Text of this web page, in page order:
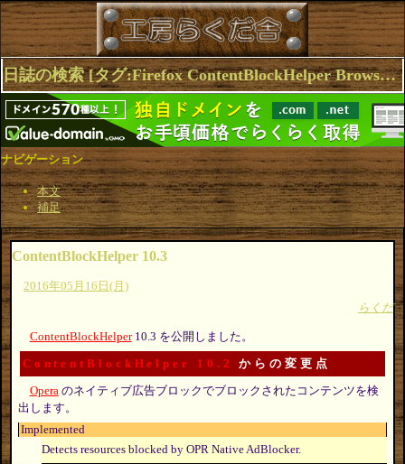
日誌の検索 [タグ:Firefox ContentBlockHelper Browser Opera Chrome Extensions] 1～4(4件中)
ナビゲーション
本文
補足
ContentBlockHelper 10.3
2016年05月16日(月)
らくだ
ContentBlockHelper10.3 を公開しました。
ContentBlockHelper 10.2 からの変更点
Operaのネイティブ広告ブロックでブロックされたコンテンツを検
出します。
Implemented
Detects resources blocked by OPR Native AdBlocker.